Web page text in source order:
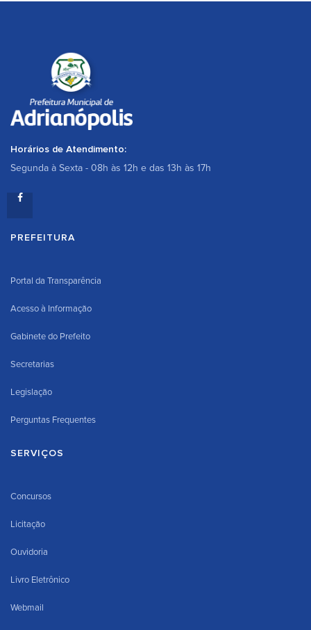
Horários de Atendimento:
Segunda à Sexta - 08h às 12h e das 13h às 17h
PREFEITURA
Portal da Transparência
Acesso à Informação
Gabinete do Prefeito
Secretarias
Legislação
Perguntas Frequentes
SERVIÇOS
Concursos
Licitação
Ouvidoria
Livro Eletrônico
Webmail